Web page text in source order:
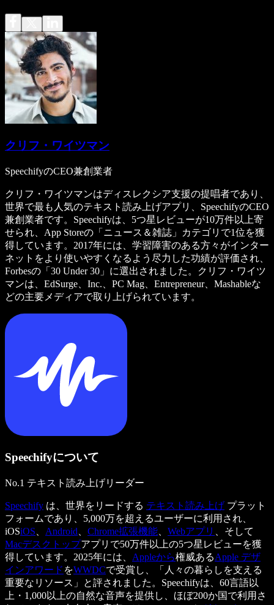
クリフ・ワイツマン
SpeechifyのCEO兼創業者
クリフ・ワイツマンはディスレクシア支援の提唱者であり、
世界で最も人気のテキスト読み上げアプリ、SpeechifyのCEO
兼創業者です。Speechifyは、5つ星レビューが10万件以上寄
せられ、App Storeの「ニュース＆雑誌」カテゴリで1位を獲
得しています。2017年には、学習障害のある方々がインター
ネットをより使いやすくなるよう尽力した功績が評価され、
Forbesの「30 Under 30」に選出されました。クリフ・ワイツ
マンは、EdSurge、Inc.、PC Mag、Entrepreneur、Mashableな
どの主要メディアで取り上げられています。
Speechifyについて
No.1 テキスト読み上げリーダー
Speechify は、世界をリードする テキスト読み上げ プラット
フォームであり、5,000万を超えるユーザーに利用され、
iOSiOS Android Chrome拡張機能 Webアプリ
、そして
Macデスクトップアプリで50万件以上の5つ星レビューを獲
得しています。2025年には、 Appleから権威あるApple デザ
インアワード をWWDCで受賞し、「人々の暮らしを支える
重要なリソース」と評されました。Speechifyは、60言語以
上・1,000以上の自然な音声を提供し、ほぼ200か国で利用さ